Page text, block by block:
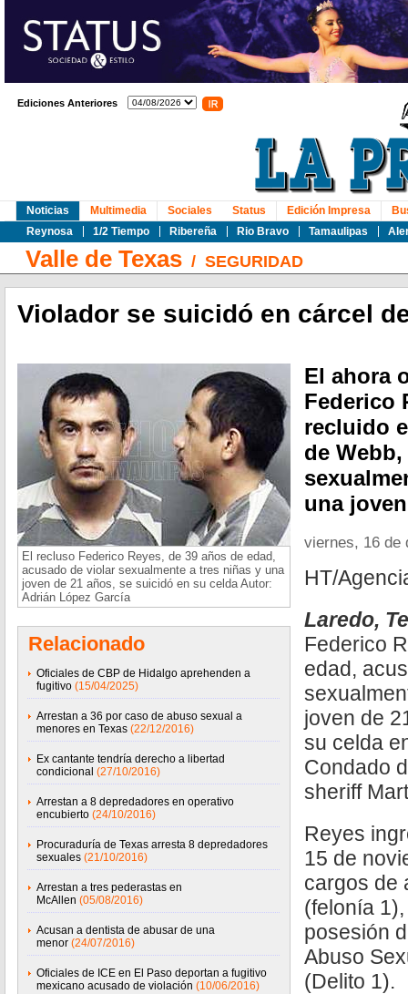
Ediciones Anteriores
Noticias
Reynosa
1/2 Tiempo Ribereña Rio Bravo Tamaulipas
Multimedia Sociales Status Edición Impresa
Valle de Texas / SEGURIDAD
Violador se suicidó en cárcel
El recluso Federico Reyes, de 39 años de edad,
acusado de violar sexualmente a tres niñas y una
joven de 21 años, se suicidó en su celda Autor:
Adrián López García
Relacionado
Oficiales de CBP de Hidalgo aprehenden a
fugitivo (15/04/2025)
Arrestan a 36 por caso de abuso sexual a
menores en Texas (22/12/2016)
Ex cantante tendría derecho a libertad
condicional (27/10/2016)
Arrestan a 8 depredadores en operativo
encubierto (24/10/2016)
Procuraduría de Texas arresta 8 depredadores
sexuales (21/10/2016)
Arrestan a tres pederastas en
McAllen (05/08/2016)
Acusan a dentista de abusar de una
menor (24/07/2016)
Oficiales de ICE en El Paso deportan a fugitivo
mexicano acusado de violación (10/06/2016)
El ahora
Federico
recluido
de
una
viernes, 16 de
HT/
Laredo,
Federico
edad,
joven de
su celda
Condado
sheriff
Reyes
15 de
cargos de
(felonía
posesión
Abuso
(Delito 1).